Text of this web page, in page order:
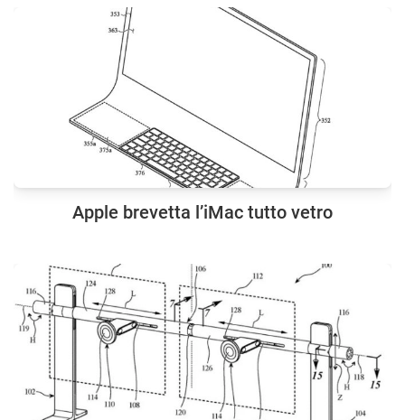
Apple brevetta l’iMac tutto vetro